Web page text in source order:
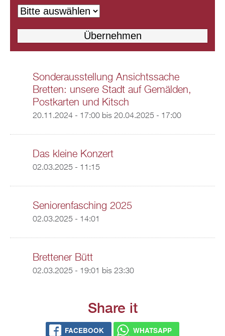
Sonderausstellung Ansichtssache
Bretten: unsere Stadt auf Gemälden,
Postkarten und Kitsch
20.11.2024 - 17:00bis 20.04.2025 - 17:00
Das kleine Konzert
02.03.2025 - 11:15
Seniorenfasching 2025
02.03.2025 - 14:01
Brettener Bütt
02.03.2025 - 19:01 bis 23:30
Share it
FACEBOOK WHATSAPP